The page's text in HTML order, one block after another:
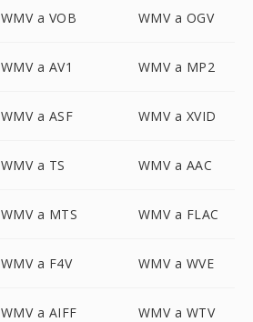
WMV a VOB WMV a OGV
WMV a AV1 WMV a MP2
WMV a ASF WMV a XVID
WMV a TS WMV a AAC
WMV a MTS WMV a FLAC
WMV a F4V WMV a WVE
WMV a AIFF WMV a WTV